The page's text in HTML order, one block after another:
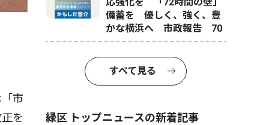
市
を
備蓄を 優しく、強く、豊
かな横浜へ 市政報告 70
すべて見る
緑区 トップニュースの新着記事